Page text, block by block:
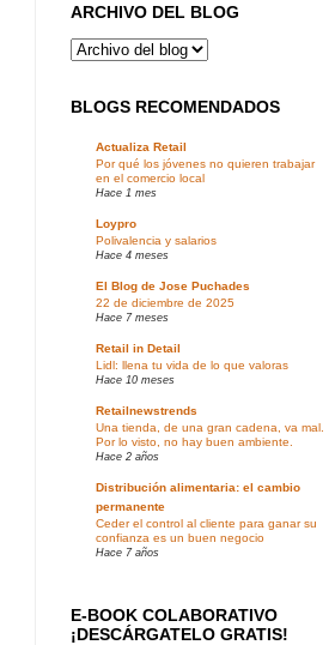
ARCHIVO DEL BLOG
BLOGS RECOMENDADOS
Actualiza Retail
Por qué los jóvenes no quieren trabajar
en el comercio local
Hace 1 mes
Loypro
Polivalencia y salarios
Hace 4 meses
El Blog de Jose Puchades
22 de diciembre de 2025
Hace 7 meses
Retail in Detail
Lidl: llena tu vida de lo que valoras
Hace 10 meses
Retailnewstrends
Una tienda, de una gran cadena, va mal.
Por lo visto, no hay buen ambiente.
Hace 2 años
Distribución alimentaria: el cambio
permanente
Ceder el control al cliente para ganar su
confianza es un buen negocio
Hace 7 años
E-BOOK COLABORATIVO
¡DESCÁRGATELO GRATIS!